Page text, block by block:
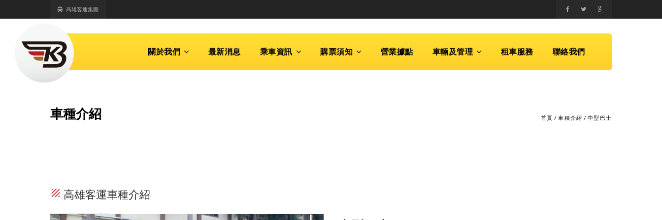
高雄客運集團
關於我們 最新消息 乘車資訊 購票須知 營業據點 車輛及管理 租車服務 聯絡我們
車種介紹 首頁 /車種介紹 /中型巴士
texture 高雄客運車種介紹